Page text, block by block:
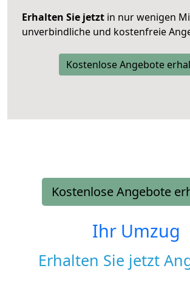
Erhalten Sie jetzt in nur wenigen
unverbindliche und kostenfreie
Kostenlose Angebote
Kostenlose Angebote
Ihr Umzug
Erhalten Sie jetzt